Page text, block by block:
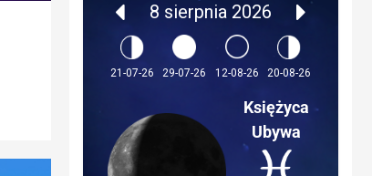
8 sierpnia 2026
21-07-26 29-07-26 12-08-26 20-08-26
Księżyca
Ubywa